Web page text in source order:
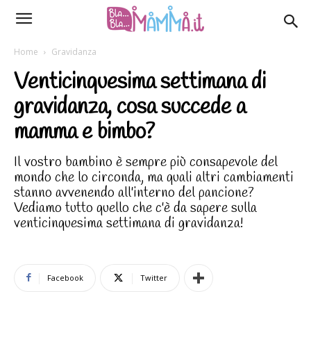
Home Gravidanza
Venticinquesima settimana di
gravidanza, cosa succede a
mamma e bimbo?
Il vostro bambino è sempre più consapevole del
mondo che lo circonda, ma quali altri cambiamenti
stanno avvenendo all'interno del pancione?
Vediamo tutto quello che c'è da sapere sulla
venticinquesima settimana di gravidanza!
Facebook Twitter